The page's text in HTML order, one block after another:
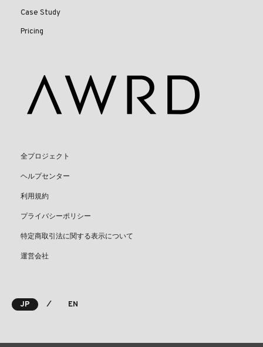
Case Study
Pricing
全プロジェクト
ヘルプセンター
利用規約
プライバシーポリシー
特定商取引法に関する表示について
運営会社
JP ⁄ EN